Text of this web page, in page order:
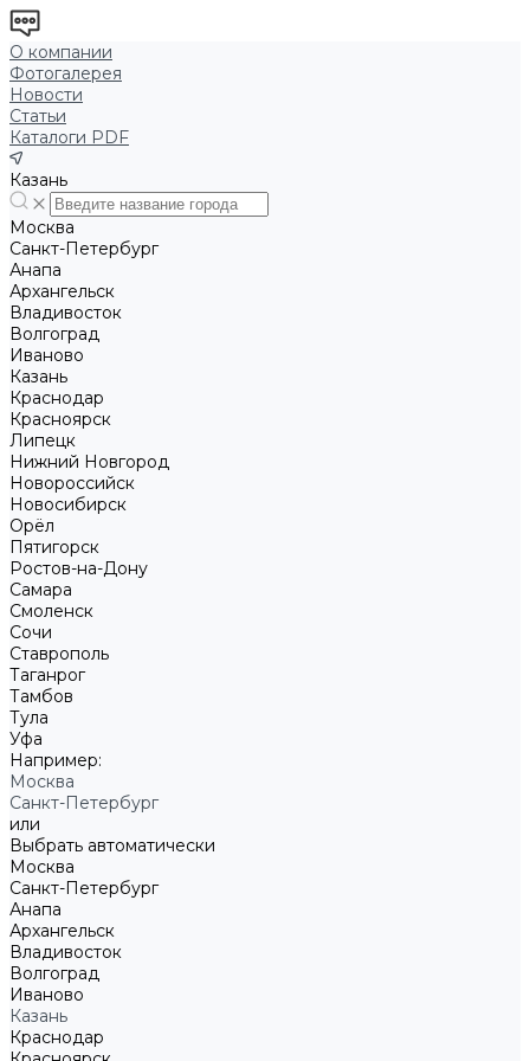
О компании
Фотогалерея
Новости
Статьи
Каталоги PDF
Казань
Москва
Санкт-Петербург
Анапа
Архангельск
Владивосток
Волгоград
Иваново
Казань
Краснодар
Красноярск
Липецк
Нижний Новгород
Новороссийск
Новосибирск
Орёл
Пятигорск
Ростов-на-Дону
Самара
Смоленск
Сочи
Ставрополь
Таганрог
Тамбов
Тула
Уфа
Например:
Москва
Санкт-Петербург
или
Выбрать автоматически
Москва
Санкт-Петербург
Анапа
Архангельск
Владивосток
Волгоград
Иваново
Казань
Краснодар